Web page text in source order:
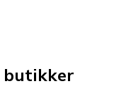
butikker